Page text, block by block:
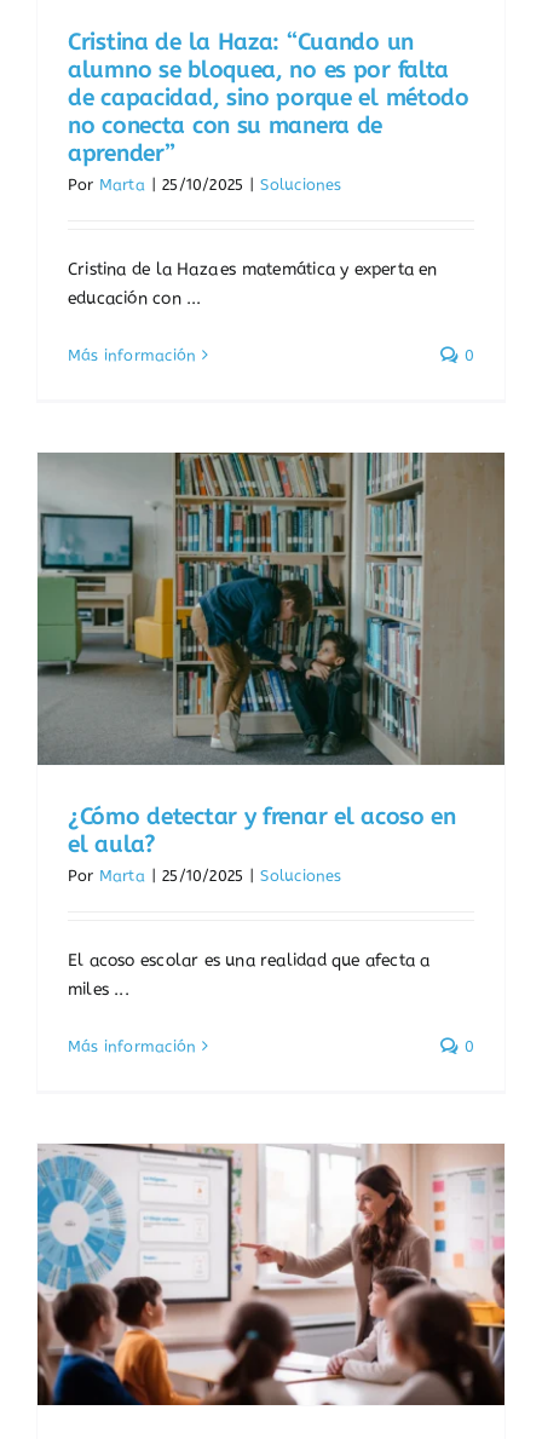
Cristina de la Haza: “Cuando un
alumno se bloquea, no es por falta
de capacidad, sino porque el método
no conecta con su manera de
aprender”
Por Marta | 25/10/2025 | Soluciones
Cristina de la Haza es matemática y experta en
educación con ...
Más información 0
¿Cómo detectar y frenar el acoso en
el aula?
Por Marta | 25/10/2025 | Soluciones
El acoso escolar es una realidad que afecta a
miles ...
Más información 0